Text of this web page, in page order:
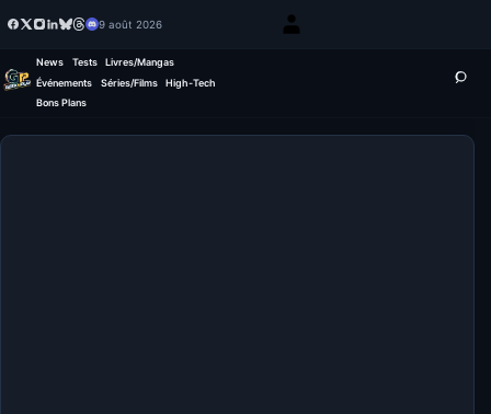
9 août 2026
News Tests
Livres/Mangas
Événements
Séries/Films
High-Tech
Bons Plans